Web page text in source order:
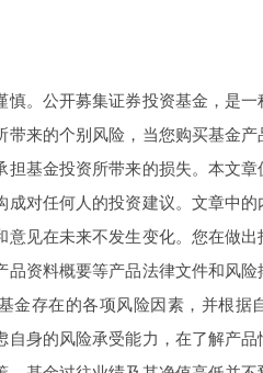
慎。公开募集证券投资基金，是
带来的个别风险，当您购买基金
担基金投资所带来的损失。本文
成对任何人的投资建议。文章中
意见在未来不发生变化。您在做
品资料概要等产品法律文件和风
金存在的各项风险因素，并根据
自身的风险承受能力，在了解产